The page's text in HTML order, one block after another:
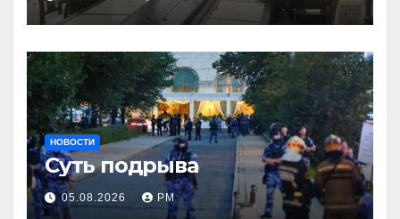
НОВОСТИ
Суть подрыва
05.08.2026 РМ